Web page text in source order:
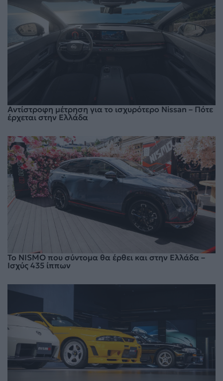
Αντίστροφη μέτρηση για το ισχυρότερο Nissan – Πότε
έρχεται στην Ελλάδα
To NISMO που σύντομα θα έρθει και στην Ελλάδα –
Ισχύς 435 ίππων